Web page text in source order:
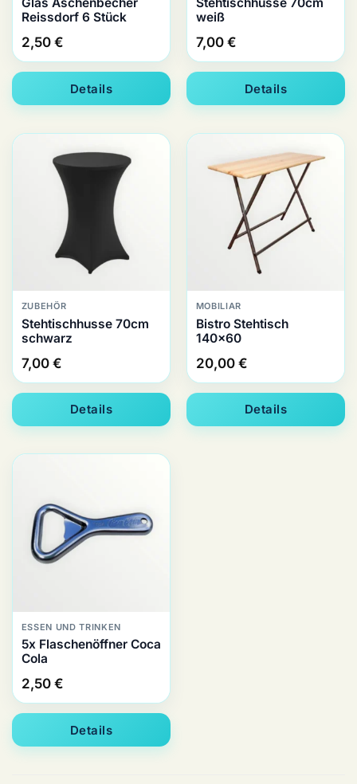
Reissdorf 6 Stück
2,50 €
Details
weiß
7,00 €
Details
ZUBEHÖR
Stehtischhusse 70cm
schwarz
7,00 €
Details
MOBILIAR
Bistro Stehtisch
140×60
20,00 €
Details
ESSEN UND TRINKEN
5x Flaschenöffner Coca
Cola
2,50 €
Details